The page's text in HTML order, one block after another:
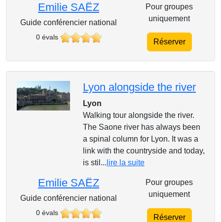
Emilie SAËZ
Guide conférencier national
0 évals
Pour groupes
uniquement
Réserver
Lyon alongside the river
Lyon
Walking tour alongside the river.
The Saone river has always been
a spinal column for Lyon. It was a
link with the countryside and today,
is stil... lire la suite
Emilie SAËZ
Guide conférencier national
0 évals
Pour groupes
uniquement
Réserver